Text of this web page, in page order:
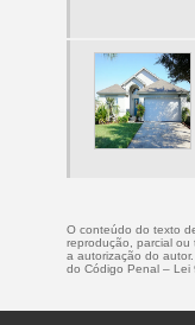
O conteúdo do texto
reprodução, parcial ou
a autorização do
do Código Penal – Lei